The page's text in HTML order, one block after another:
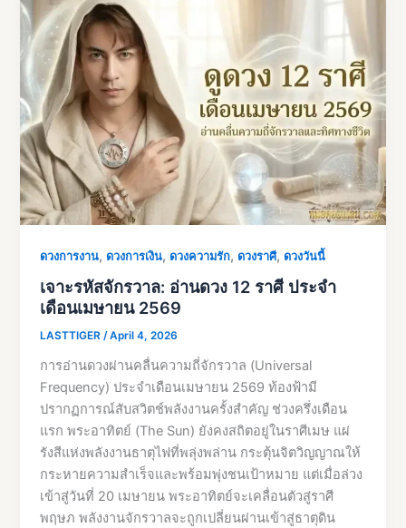
ดวงการงาน,ดวงการเงิน,ดวงความรัก,ดวงราศี,ดวงวันนี้
เจาะรหัสจักรวาล: อ่านดวง 12 ราศี ประจำ
เดือนเมษายน 2569
LASTTIGER/April 4, 2026
การอ่านดวงผ่านคลื่นความถี่จักรวาล (Universal
Frequency) ประจำเดือนเมษายน 2569 ท้องฟ้ามี
ปรากฏการณ์สับสวิตช์พลังงานครั้งสำคัญ ช่วงครึ่งเดือน
แรก พระอาทิตย์ (The Sun) ยังคงสถิตอยู่ในราศีเมษ แผ่
รังสีแห่งพลังงานธาตุไฟที่พลุ่งพล่าน กระตุ้นจิตวิญญาณให้
กระหายความสำเร็จและพร้อมพุ่งชนเป้าหมาย แต่เมื่อล่วง
เข้าสู่วันที่ 20 เมษายน พระอาทิตย์จะเคลื่อนตัวสู่ราศี
พฤษภ พลังงานจักรวาลจะถูกเปลี่ยนผ่านเข้าสู่ธาตุดิน